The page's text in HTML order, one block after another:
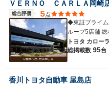
ＶＥＲＮＯ ＣＡＲＬＡ岡崎
総合評価 5点
◆東証プライ
ループ5店舗 総
トヨタ カロー
総掲載数 95台
香川トヨタ自動車 屋島店